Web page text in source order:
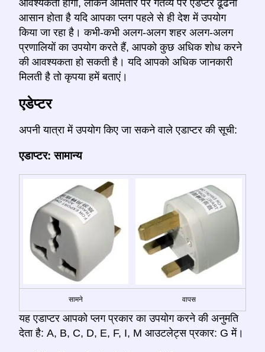
आवश्यकता होगी, लेकिन आमतौर पर गंतव्य पर एडेप्टर ढूंढना
आसान होता है यदि आपका प्लग पहले से ही देश में उपयोग
किया जा रहा है। कभी-कभी अलग-अलग शहर अलग-अलग
प्रणालियों का उपयोग करते हैं, आपको कुछ अधिक शोध करने
की आवश्यकता हो सकती है। यदि आपको अधिक जानकारी
मिलती है तो कृपया हमें बताएं।
एडेप्टर
अपनी यात्रा में उपयोग किए जा सकने वाले एडाप्टर की सूची:
एडाप्टर: सामान्य
सामने वापस
यह एडाप्टर आपको प्लग प्रकार का उपयोग करने की अनुमति
देता है: A, B, C, D, E, F, I, M आउटलेट्स प्रकार: G में।